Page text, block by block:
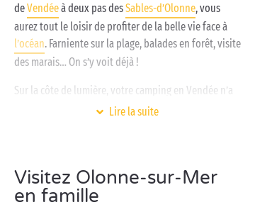
deVendéeà deux pas desSables-d’Olonne, vous
aurez tout le loisir de profiter de la belle vie face à
l’océan. Farniente sur la plage, balades en forêt, visite
des marais… On s’y voit déjà !
Sur la côte de lumière, votre camping en Vendée n’a
qu’une hâte : vous offrir de superbes vacances d’été.
aquagym, fitness, pétanque… ou farniente ! Reste à
trouver votre lit douillet en
Lire la suite
Visitez Olonne-sur-Mer
en famille